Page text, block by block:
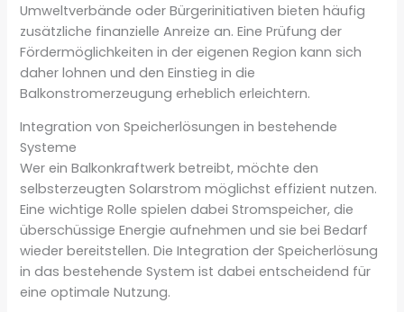
Umweltverbände oder Bürgerinitiativen bieten häufig
zusätzliche finanzielle Anreize an. Eine Prüfung der
Fördermöglichkeiten in der eigenen Region kann sich
daher lohnen und den Einstieg in die
Balkonstromerzeugung erheblich erleichtern.
Integration von Speicherlösungen in bestehende
Systeme
Wer ein Balkonkraftwerk betreibt, möchte den
selbsterzeugten Solarstrom möglichst effizient nutzen.
Eine wichtige Rolle spielen dabei Stromspeicher, die
überschüssige Energie aufnehmen und sie bei Bedarf
wieder bereitstellen. Die Integration der Speicherlösung
in das bestehende System ist dabei entscheidend für
eine optimale Nutzung.